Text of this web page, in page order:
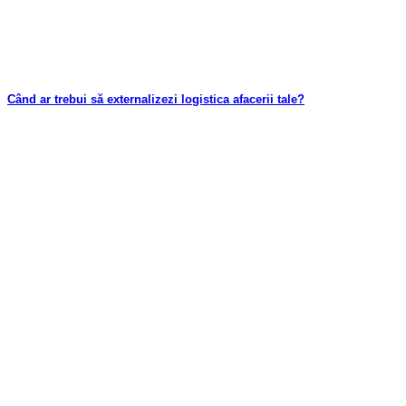
Când ar trebui să externalizezi logistica afacerii tale?